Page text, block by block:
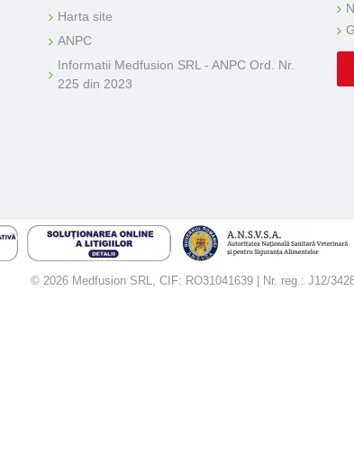
Harta site
ANPC
Informatii Medfusion SRL - ANPC Ord. Nr.
225 din 2023
© 2026 Medfusion SRL, CIF: RO31041639 | Nr. reg.: J12/